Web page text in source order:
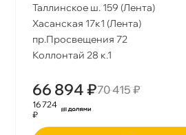
Таллинское ш. 159 (Лента)
Хасанская 17к1 (Лента)
пр.Просвещения 72
Коллонтай 28 к.1
66 894 ₽70 415 ₽
16 724
₽